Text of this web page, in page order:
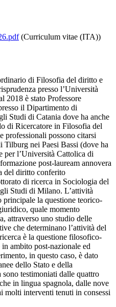
(Curriculum vitae (ITA))
di Filosofia del diritto e
presso l’Università
2018 è stato Professore
il Dipartimento di
Studi di Catania dove ha anche
di Ricercatore in Filosofia del
professionali possono citarsi
Tilburg nei Paesi Bassi (dove ha
per l’Università Cattolica di
post-lauream annovera
del diritto conferito
di ricerca in Sociologia del
Studi di Milano. L’attività
principale la questione teorico-
quale momento
attraverso uno studio delle
che determinano l’attività del
è la questione filosofico-
ambito post-nazionale ed
in questo caso, è dato
dello Stato e della
testimoniati dalle quattro
in lingua spagnola, dalle nove
molti interventi tenuti in consessi